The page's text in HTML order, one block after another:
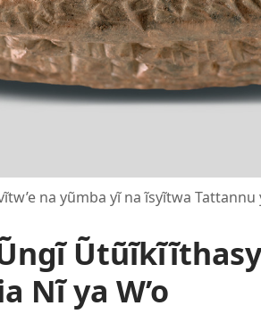
na yũmba yĩ na ĩsyĩtwa
Nĩ ya W’o